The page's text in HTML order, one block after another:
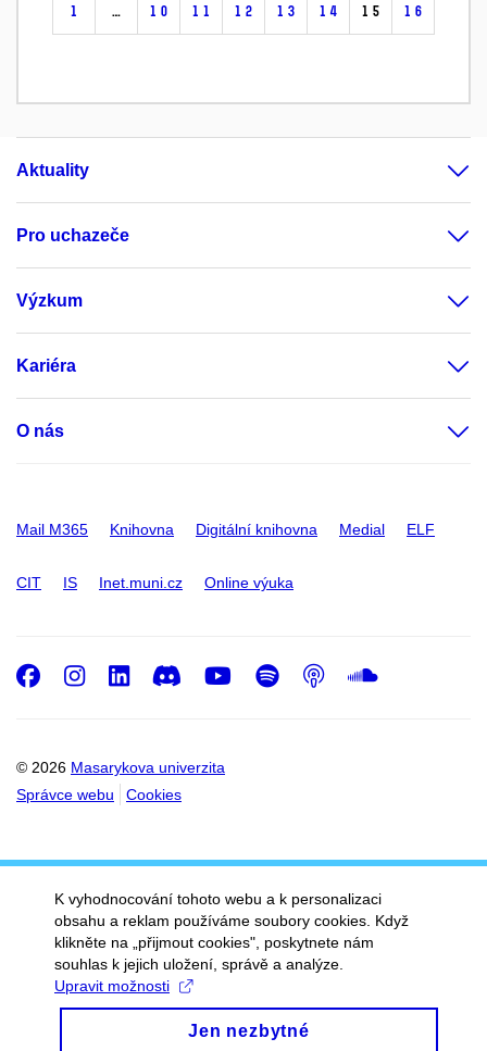
1 … 10 11 12 13 14 15 16
Aktuality
Pro uchazeče
Výzkum
Kariéra
O nás
Mail M365 Knihovna Digitální knihovna Medial ELF
CIT IS Inet.muni.cz Online výuka
© 2026 Masarykova univerzita
Správce webu
Cookies
Facebook
Instagram
LinkedIn
DiscordYoutube
Spotify
Podcast
K vyhodnocování tohoto webu a k personalizaci
obsahu a reklam používáme soubory cookies. Když
klikněte na „přijmout cookies", poskytnete nám
souhlas k jejich uložení, správě a analýze.
Upravit možnosti
Jen nezbytné